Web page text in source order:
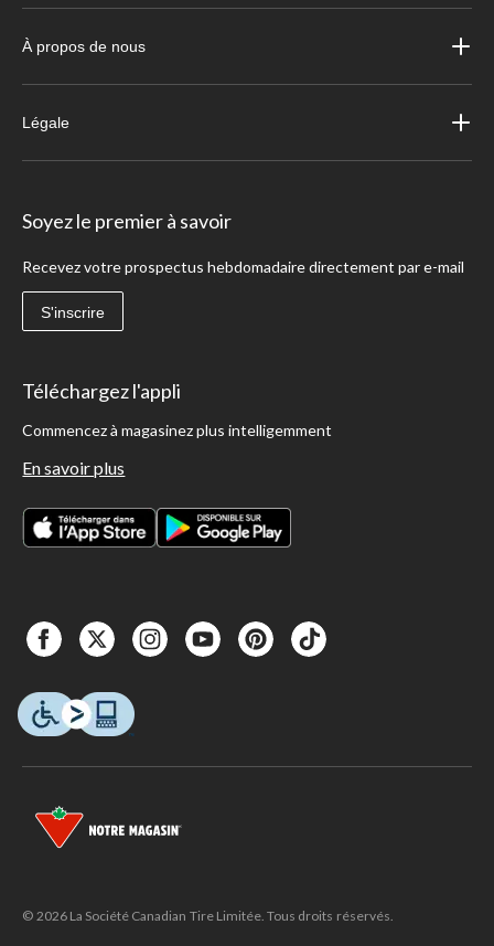
À propos de nous
Légale
Soyez le premier à savoir
Recevez votre prospectus hebdomadaire directement par e-mail
S'inscrire
Téléchargez l'appli
Commencez à magasinez plus intelligemment
En savoir plus
© 2026 La Société Canadian Tire Limitée. Tous droits réservés.